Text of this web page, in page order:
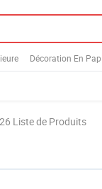
Décoration En
Liste de Produits